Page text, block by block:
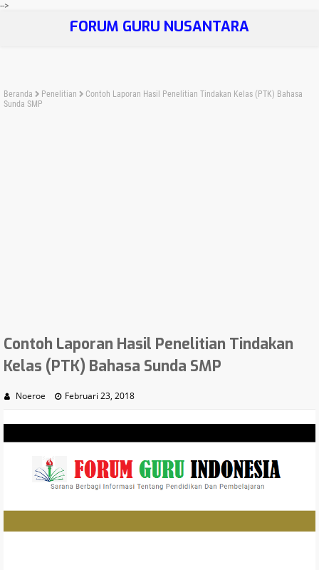
-->
FORUM GURU NUSANTARA
Beranda Penelitian
Contoh Laporan Hasil Penelitian Tindakan Kelas (PTK) Bahasa
Sunda SMP
Contoh Laporan Hasil Penelitian Tindakan
Kelas (PTK) Bahasa Sunda SMP
Noeroe Februari 23, 2018